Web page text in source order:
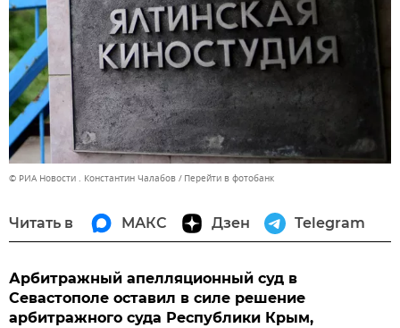
© РИА Новости . Константин Чалабов Перейти в фотобанк
Читать в МАКС Дзен Telegram
Арбитражный апелляционный суд в
Севастополе оставил в силе решение
арбитражного суда Республики Крым,